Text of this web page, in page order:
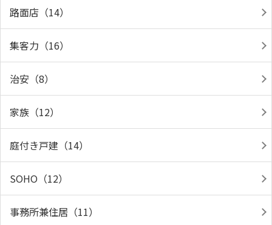
路面店（14）
集客力（16）
治安（8）
家族（12）
庭付き戸建（14）
SOHO（12）
事務所兼住居（11）